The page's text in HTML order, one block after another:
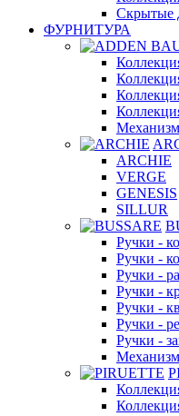
Скрытые
ФУРНИТУРА
ARCHIE
VERGE
GENESIS
SILLUR
Ручки -
Ручки -
Ручки -
Ручки -
Ручки -
Ручки -
Ручки -